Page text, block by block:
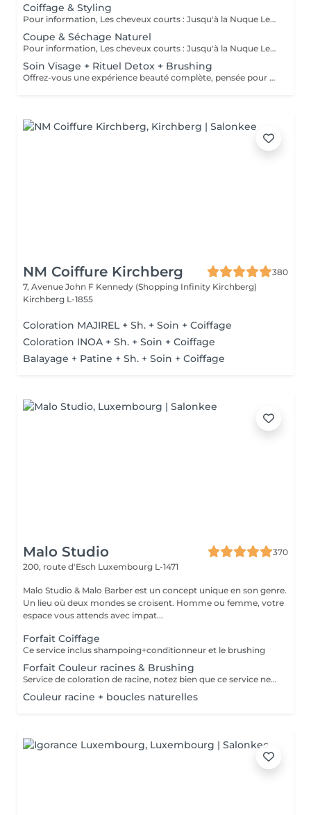
Coiffage & Styling
Pour information, Les cheveux courts : Jusqu'à la Nuque Les cheveux mi-longs : Jusqu'à l'épaule Les cheveux longs : En dessous de l'épaule Un supplément sera demandé pour les cheveux très longs, (jusqu'au milieu du dos)
Coupe & Séchage Naturel
Pour information, Les cheveux courts : Jusqu'à la Nuque Les cheveux mi-longs : Jusqu'à l'épaule Les cheveux longs : En dessous de l'épaule Un supplément sera demandé pour les cheveux très long, (jusqu'au milieu du dos)
Soin Visage + Rituel Detox + Brushing
Offrez-vous une expérience beauté complète, pensée pour prendre soin à la fois de votre peau, de vos cheveux et de votre bien-être global. Ce rituel débute par un soin visage personnalisé, visant à purifier, hydrater et raviver l'éclat de la peau. Les traits sont détendus, le teint est lumineux, la peau retrouve confort et fraîcheur. Il se poursuit par un rituel détox capillaire, conçu pour nettoyer le cuir chevelu en profondeur, éliminer les résidus accumulés et rééquilibrer la fibre capillaire. Les cheveux sont plus légers, brillants et revitalisés. L'expérience se termine par un brushing, pour sublimer la chevelure et prolonger cette sensation de bien-être et de mise en beauté. Un véritable moment de lâcher-prise, idéal pour se ressourcer, se recentrer et repartir avec une peau éclatante et des cheveux visiblement plus sains.
NM Coiffure Kirchberg
380
7, Avenue John F Kennedy (Shopping Infinity Kirchberg)
Kirchberg L-1855
Coloration MAJIREL + Sh. + Soin + Coiffage
Coloration INOA + Sh. + Soin + Coiffage
Balayage + Patine + Sh. + Soin + Coiffage
Malo Studio
370
200, route d'Esch Luxembourg L-1471
Malo Studio & Malo Barber est un concept unique en son genre.
Un lieu où deux mondes se croisent. Homme ou femme, votre
espace vous attends avec impat...
Forfait Coiffage
Ce service inclus shampoing+conditionneur et le brushing
Forfait Couleur racines & Brushing
Service de coloration de racine, notez bien que ce service ne permet pas d‘effectuer d’importants éclaircissements tel qu‘un balayage ou des mèches.
Couleur racine + boucles naturelles